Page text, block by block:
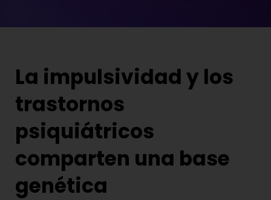
La impulsividad y los
trastornos
psiquiátricos
comparten una base
genética